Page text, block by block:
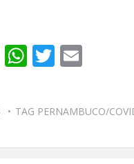
W
s
A
T
er
E
l
TAG PERNAMBUCO/